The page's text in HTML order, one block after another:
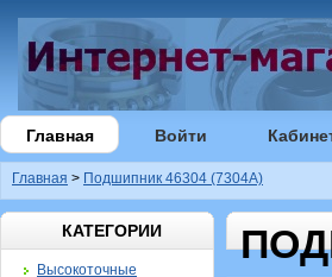
Главная Войти
Главная > Подшипник 46304 (7304А)
КАТЕГОРИИ
Высокоточные